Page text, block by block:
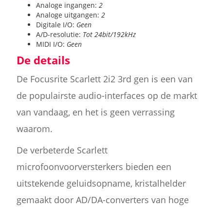
Analoge ingangen: 2
Analoge uitgangen: 2
Digitale I/O: Geen
A/D-resolutie: Tot 24bit/192kHz
MIDI I/O: Geen
De details
De Focusrite Scarlett 2i2 3rd gen is een van
de populairste audio-interfaces op de markt
van vandaag, en het is geen verrassing
waarom.
De verbeterde Scarlett
microfoonvoorversterkers bieden een
uitstekende geluidsopname, kristalhelder
gemaakt door AD/DA-converters van hoge